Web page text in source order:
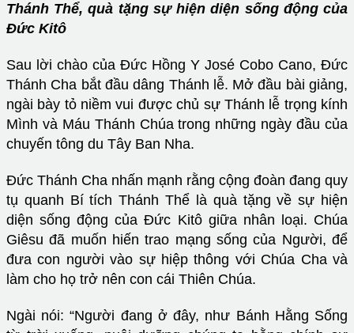
Thánh Thể, quà tặng sự hiện diện sống động của
Đức Kitô
Sau lời chào của Đức Hồng Y José Cobo Cano, Đức
Thánh Cha bắt đầu dâng Thánh lễ. Mở đầu bài giảng,
ngài bày tỏ niềm vui được chủ sự Thánh lễ trọng kính
Mình và Máu Thánh Chúa trong những ngày đầu của
chuyến tông du Tây Ban Nha.
Đức Thánh Cha nhấn mạnh rằng cộng đoàn đang quy
tụ quanh Bí tích Thánh Thể là quà tặng về sự hiện
diện sống động của Đức Kitô giữa nhân loại. Chúa
Giêsu đã muốn hiến trao mạng sống của Người, để
đưa con người vào sự hiệp thông với Chúa Cha và
làm cho họ trở nên con cái Thiên Chúa.
Ngài nói: “Người đang ở đây, như Bánh Hằng Sống